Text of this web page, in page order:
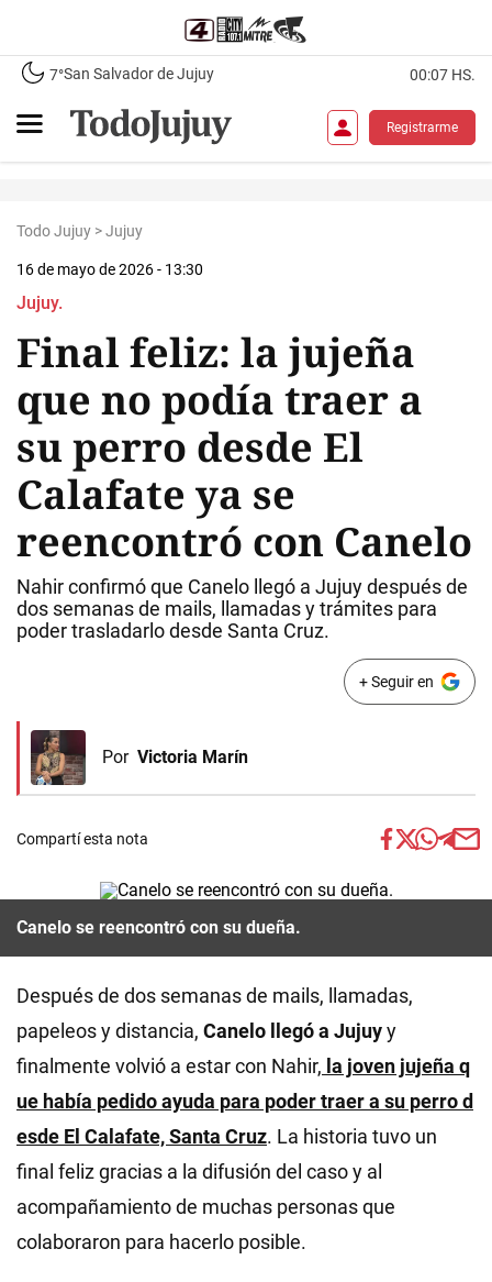
7°San Salvador de Jujuy 00:07 HS.
Registrarme
Todo Jujuy >Jujuy
16 de mayo de 2026 - 13:30
Jujuy.
Final feliz: la jujeña
que no podía traer a
su perro desde El
Calafate ya se
reencontró con Canelo
Nahir confirmó que Canelo llegó a Jujuy después de
dos semanas de mails, llamadas y trámites para
poder trasladarlo desde Santa Cruz.
+ Seguir en
Por Victoria Marín
Compartí esta nota
Canelo se reencontró con su dueña.
Después de dos semanas de mails, llamadas,
papeleos y distancia, Canelo llegó a Jujuyy
finalmente volvió a estar con Nahir, la joven jujeña q
ue había pedido ayuda para poder traer a su perro d
esde El Calafate, Santa Cruz. La historia tuvo un
final feliz gracias a la difusión del caso y al
acompañamiento de muchas personas que
colaboraron para hacerlo posible.